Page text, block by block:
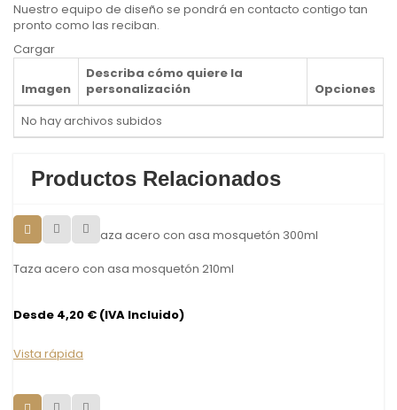
Nuestro equipo de diseño se pondrá en contacto contigo tan
pronto como las reciban.
Cargar
Imagen
Describa cómo quiere la
personalización
Opciones
No hay archivos subidos
Productos Relacionados
Taza acero con asa mosquetón 210ml
Desde 4,20 € (IVA Incluido)
Vista rápida